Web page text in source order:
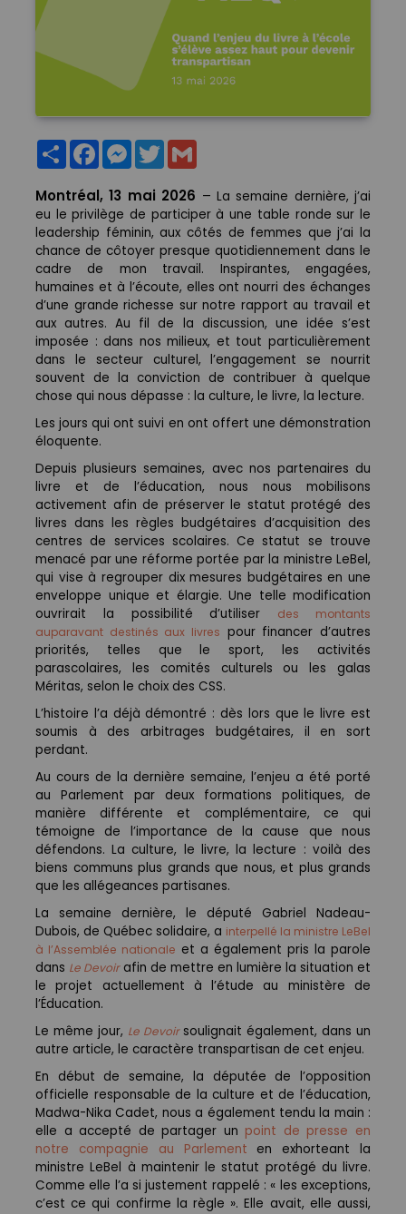
PartagerFacebookMessenger
Twitter
Montréal, 13 mai 2026 – La semaine dernière, j’ai
eu le privilège de participer à une table ronde sur le
leadership féminin, aux côtés de femmes que j’ai la
chance de côtoyer presque quotidiennement dans le
cadre de mon travail. Inspirantes, engagées,
humaines et à l’écoute, elles ont nourri des échanges
d’une grande richesse sur notre rapport au travail et
aux autres. Au fil de la discussion, une idée s’est
imposée : dans nos milieux, et tout particulièrement
dans le secteur culturel, l’engagement se nourrit
souvent de la conviction de contribuer à quelque
chose qui nous dépasse : la culture, le livre, la lecture.
Les jours qui ont suivi en ont offert une démonstration
éloquente.
Depuis plusieurs semaines, avec nos partenaires du
livre et de l’éducation, nous nous mobilisons
activement afin de préserver le statut protégé des
livres dans les règles budgétaires d’acquisition des
centres de services scolaires. Ce statut se trouve
menacé par une réforme portée par la ministre LeBel,
qui vise à regrouper dix mesures budgétaires en une
enveloppe unique et élargie. Une telle modification
ouvrirait la possibilité d’utiliser
des montants
auparavant destinés aux livres pour financer d’autres
priorités, telles que le sport, les activités
parascolaires, les comités culturels ou les galas
Méritas, selon le choix des CSS.
L’histoire l’a déjà démontré : dès lors que le livre est
soumis à des arbitrages budgétaires, il en sort
perdant.
Au cours de la dernière semaine, l’enjeu a été porté
au Parlement par deux formations politiques, de
manière différente et complémentaire, ce qui
témoigne de l’importance de la cause que nous
défendons. La culture, le livre, la lecture : voilà des
biens communs plus grands que nous, et plus grands
que les allégeances partisanes.
La semaine dernière, le député Gabriel Nadeau-
Dubois, de Québec solidaire, a interpellé la ministre LeBel
à l’Assemblée nationale et a également pris la parole
dans Le Devoirafin de mettre en lumière la situation et
le projet actuellement à l’étude au ministère de
l’Éducation.
Le même jour, Le Devoirsoulignait également, dans un
autre article, le caractère transpartisan de cet enjeu.
En début de semaine, la députée de l’opposition
officielle responsable de la culture et de l’éducation,
Madwa-Nika Cadet, nous a également tendu la main :
elle a accepté de partager un point de presse en
notre compagnie au Parlement en exhorteant la
ministre LeBel à maintenir le statut protégé du livre.
Comme elle l’a si justement rappelé : « les exceptions,
c’est ce qui confirme la règle ». Elle avait, elle aussi,